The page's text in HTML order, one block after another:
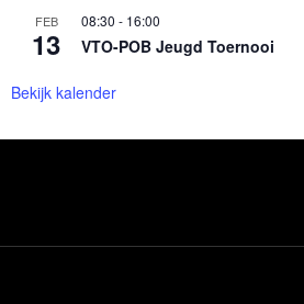
FEB
13
08:30 - 16:00
VTO-POB Jeugd Toernooi
Bekijk kalender